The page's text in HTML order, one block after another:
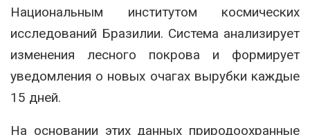
Национальным институтом космических
исследований Бразилии. Система анализирует
изменения лесного покрова и формирует
уведомления о новых очагах вырубки каждые
15 дней.
На основании этих данных природоохранные